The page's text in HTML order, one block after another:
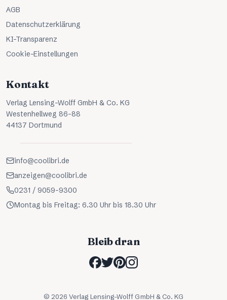
AGB
Datenschutzerklärung
KI-Transparenz
Cookie-Einstellungen
Kontakt
Verlag Lensing-Wolff GmbH & Co. KG
Westenhellweg 86-88
44137 Dortmund
info@coolibri.de
anzeigen@coolibri.de
0231 / 9059-9300
Montag bis Freitag: 6.30 Uhr bis 18.30 Uhr
Bleib dran
© 2026 Verlag Lensing-Wolff GmbH & Co. KG